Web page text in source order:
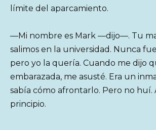
límite del aparcamiento.
—Mi nombre es Mark —dijo—. Tu
salimos en la universidad. Nunca
pero yo la quería. Cuando me dijo
embarazada, me asusté. Era un
sabía cómo afrontarlo. Pero no huí.
principio.